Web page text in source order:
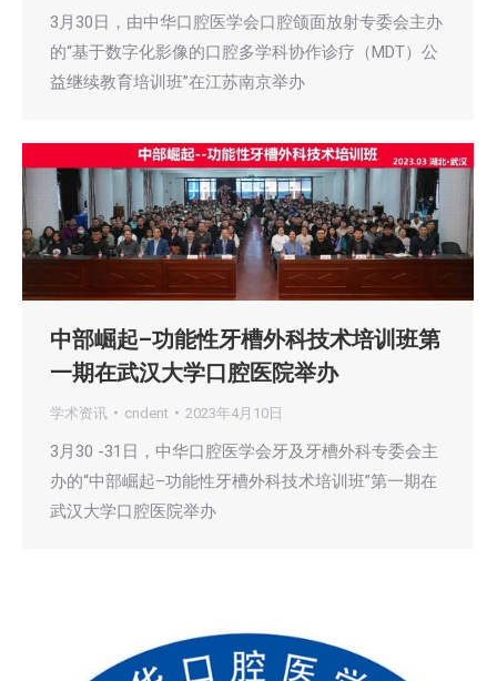
3月30日，由中华口腔医学会口腔颌面放射专委会主办
的“基于数字化影像的口腔多学科协作诊疗（MDT）公
益继续教育培训班”在江苏南京举办
中部崛起–功能性牙槽外科技术培训班第
一期在武汉大学口腔医院举办
学术资讯 cndent 2023年4月10日
3月30 -31日，中华口腔医学会牙及牙槽外科专委会主
办的“中部崛起–功能性牙槽外科技术培训班”第一期在
武汉大学口腔医院举办